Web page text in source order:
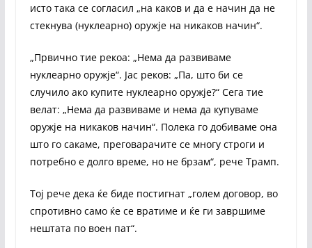
исто така се согласил „на каков и да е начин да не
стекнува (нуклеарно) оружје на никаков начин“.
„Првично тие рекоа: „Нема да развиваме
нуклеарно оружје“. Јас реков: „Па, што би се
случило ако купите нуклеарно оружје?“ Сега тие
велат: „Нема да развиваме и нема да купуваме
оружје на никаков начин“. Полека го добиваме она
што го сакаме, преговарачите се многу строги и
потребно е долго време, но не брзам“, рече Трамп.
Тој рече дека ќе биде постигнат „голем договор, во
спротивно само ќе се вратиме и ќе ги завршиме
нештата по воен пат“.